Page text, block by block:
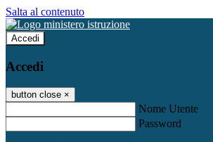
Salta al contenuto
Accedi
Accedi
button close ×
Nome Utente
Password